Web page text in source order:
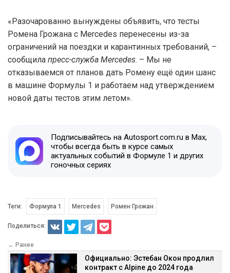
«Разочарованно вынуждены объявить, что тесты
Ромена Грожана с Mercedes перенесены из-за
ограничений на поездки и карантинных требований, –
сообщила пресс-служба Mercedes. – Мы не
отказываемся от планов дать Ромену ещё один шанс
в машине Формулы 1 и работаем над утверждением
новой даты тестов этим летом».
Подписывайтесь на Autosport.com.ru в Max,
чтобы всегда быть в курсе самых
актуальных событий в Формуле 1 и других
гоночных сериях
Теги: Формула 1 Mercedes Ромен Грожан
Поделиться:
← Ранее
Официально: Эстебан Окон продлил
контракт с Alpine до 2024 года